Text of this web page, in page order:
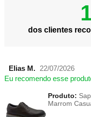
dos clientes
Elias M.
22/07/2026
Eu recomendo esse
Produto:
Marrom